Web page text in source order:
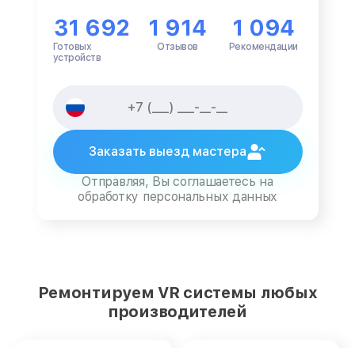
31 692
Готовых
устройств
1 914
Отзывов
1 094
Рекомендации
Заказать выезд мастера
Отправляя, Вы соглашаетесь на
обработку персональных данных
Ремонтируем VR системы любых
производителей